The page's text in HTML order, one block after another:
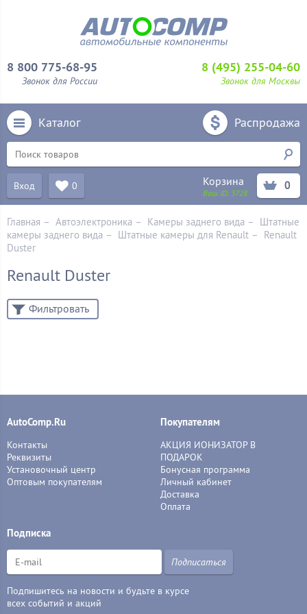
8 800 775-68-95
Звонок для России
8 (495) 255-04-60
Звонок для Москвы
Каталог Распродажа
Вход 0 Корзина
Ваш ID: 3728
0
Главная – Автоэлектроника – Камеры заднего вида – Штатные
камеры заднего вида – Штатные камеры для Renault – Renault
Duster
Renault Duster
Фильтровать
AutoComp.Ru
Контакты
Реквизиты
Установочный центр
Оптовым покупателям
Покупателям
АКЦИЯ ИОНИЗАТОР В
ПОДАРОК
Бонусная программа
Личный кабинет
Доставка
Оплата
Подписка
Подписаться
Подпишитесь на новости и будьте в курсе
всех событий и акций